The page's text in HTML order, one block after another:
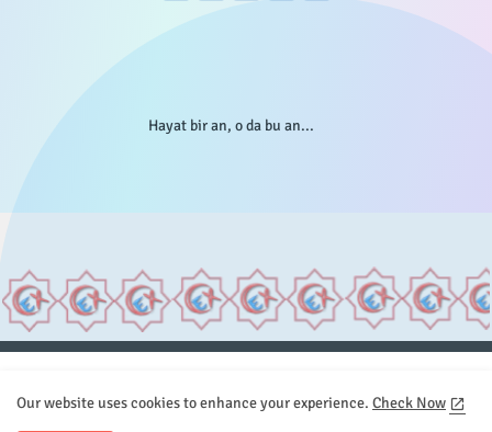
Hayat bir an, o da bu an...
Sitemap
İletişim
Our website uses cookies to enhance your experience. Check Now